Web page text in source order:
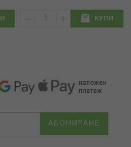
КУПИ
АБОНИРАНЕ